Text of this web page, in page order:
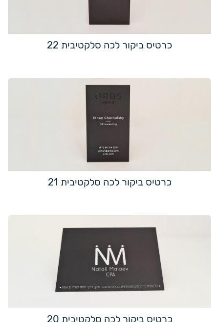
כרטיס ביקור לכה סלקטיבית 22
כרטיס ביקור לכה סלקטיבית 21
כרטיס ביקור לכה סלקטיבית 20